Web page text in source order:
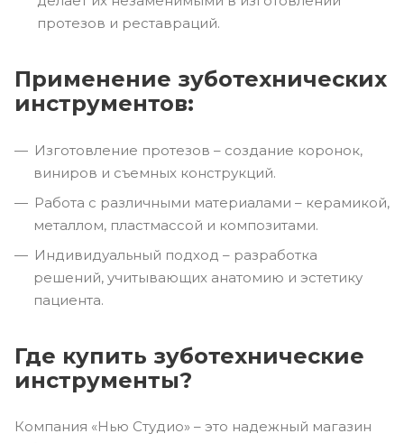
протезов и реставраций.
Применение зуботехнических
инструментов:
Изготовление протезов – создание коронок,
виниров и съемных конструкций.
Работа с различными материалами – керамикой,
металлом, пластмассой и композитами.
Индивидуальный подход – разработка
решений, учитывающих анатомию и эстетику
пациента.
Где купить зуботехнические
инструменты?
Компания «Нью Студио» – это надежный магазин